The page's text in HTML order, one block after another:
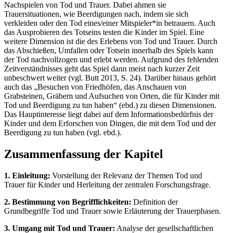
Nachspielen von Tod und Trauer. Dabei ahmen sie
Trauersituationen, wie Beerdigungen nach, indem sie sich
verkleiden oder den Tod eines/einer Mitspieler*in betrauern. Auch
das Ausprobieren des Totseins testen die Kinder im Spiel. Eine
weitere Dimension ist die des Erlebens von Tod und Trauer. Durch
das Abschießen, Umfallen oder Totsein innerhalb des Spiels kann
der Tod nachvollzogen und erlebt werden. Aufgrund des fehlenden
Zeitverständnisses geht das Spiel dann meist nach kurzer Zeit
unbeschwert weiter (vgl. Butt 2013, S. 24). Darüber hinaus gehört
auch das „Besuchen von Friedhöfen, das Anschauen von
Grabsteinen, Gräbern und Aufsuchen von Orten, die für Kinder mit
Tod und Beerdigung zu tun haben“ (ebd.) zu diesen Dimensionen.
Das Hauptinteresse liegt dabei auf dem Informationsbedürfnis der
Kinder und dem Erforschen von Dingen, die mit dem Tod und der
Beerdigung zu tun haben (vgl. ebd.).
Zusammenfassung der Kapitel
1. Einleitung: Vorstellung der Relevanz der Themen Tod und
Trauer für Kinder und Herleitung der zentralen Forschungsfrage.
2. Bestimmung von Begrifflichkeiten: Definition der
Grundbegriffe Tod und Trauer sowie Erläuterung der Trauerphasen.
3. Umgang mit Tod und Trauer: Analyse der gesellschaftlichen